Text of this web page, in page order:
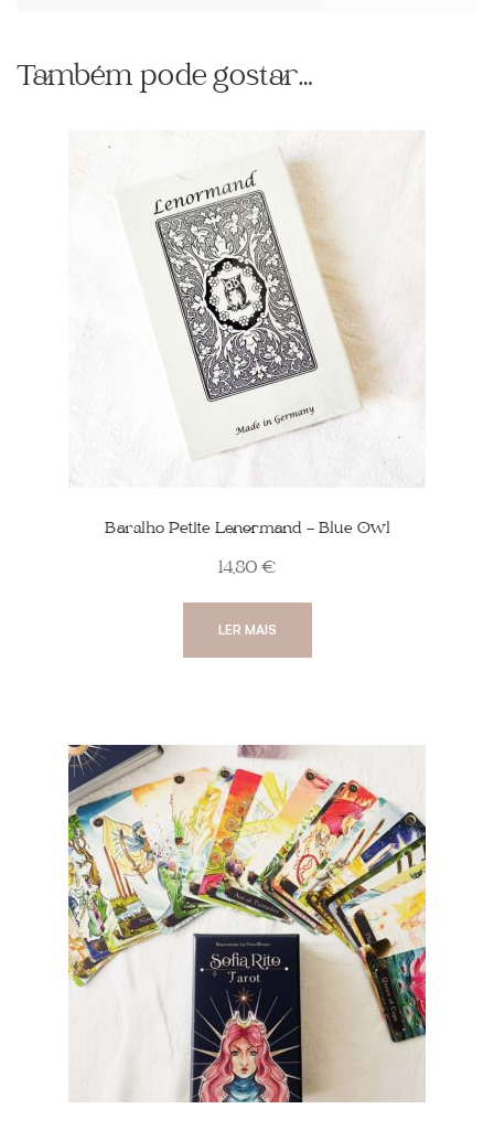
Também pode gostar…
Baralho Petite Lenormand – Blue Owl
14,80 €
LER MAIS